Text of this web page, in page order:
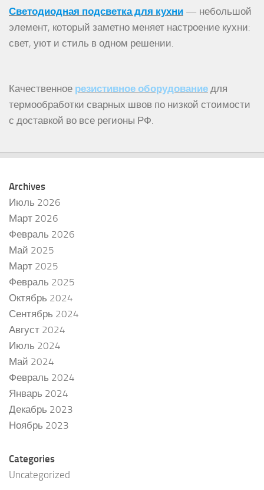
Светодиодная подсветка для кухни — небольшой
элемент, который заметно меняет настроение кухни:
свет, уют и стиль в одном решении.
Качественное резистивное оборудование для
термообработки сварных швов по низкой стоимости
с доставкой во все регионы РФ.
Archives
Июль 2026
Март 2026
Февраль 2026
Май 2025
Март 2025
Февраль 2025
Октябрь 2024
Сентябрь 2024
Август 2024
Июль 2024
Май 2024
Февраль 2024
Январь 2024
Декабрь 2023
Ноябрь 2023
Categories
Uncategorized